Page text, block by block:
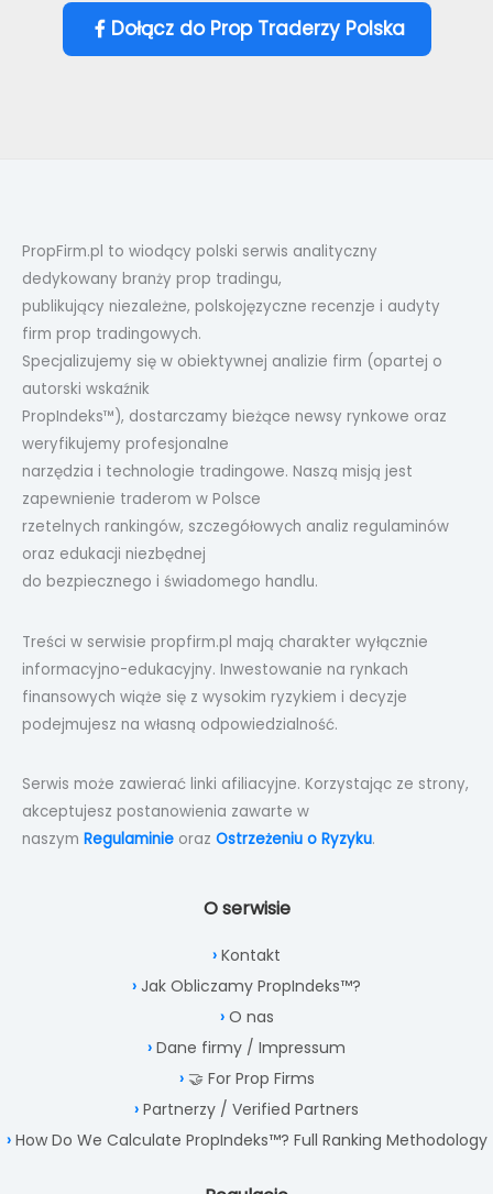
Dołącz do Prop Traderzy Polska
PropFirm.pl to wiodący polski serwis analityczny
dedykowany branży prop tradingu,
publikujący niezależne, polskojęzyczne recenzje i audyty
firm prop tradingowych.
Specjalizujemy się w obiektywnej analizie firm (opartej o
autorski wskaźnik
PropIndeks™), dostarczamy bieżące newsy rynkowe oraz
weryfikujemy profesjonalne
narzędzia i technologie tradingowe. Naszą misją jest
zapewnienie traderom w Polsce
rzetelnych rankingów, szczegółowych analiz regulaminów
oraz edukacji niezbędnej
do bezpiecznego i świadomego handlu.
Treści w serwisie propfirm.pl mają charakter wyłącznie
informacyjno-edukacyjny. Inwestowanie na rynkach
finansowych wiąże się z wysokim ryzykiem i decyzje
podejmujesz na własną odpowiedzialność.
Serwis może zawierać linki afiliacyjne. Korzystając ze strony,
akceptujesz postanowienia zawarte w
naszym Regulaminie oraz Ostrzeżeniu o Ryzyku.
O serwisie
Kontakt
Jak Obliczamy PropIndeks™?
O nas
Dane firmy / Impressum
🤝 For Prop Firms
Partnerzy / Verified Partners
How Do We Calculate PropIndeks™? Full Ranking Methodology